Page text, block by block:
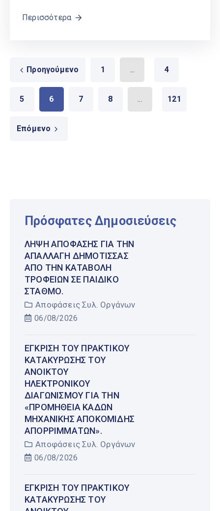
Περισσότερα
Προηγούμενο 1 ... 4
5 6 7 8 ... 121
Επόμενο
Πρόσφατες Δημοσιεύσεις
ΛΉΨΗ ΑΠΌΦΑΣΗΣ ΓΙΑ ΤΗΝ
ΑΠΑΛΛΑΓΉ ΔΗΜΌΤΙΣΣΑΣ
ΑΠΌ ΤΗΝ ΚΑΤΑΒΟΛΉ
ΤΡΟΦΕΊΩΝ ΣΕ ΠΑΙΔΙΚΌ
ΣΤΑΘΜΌ.
Αποφάσεις Συλ. Οργάνων
06/08/2026
ΈΓΚΡΙΣΗ ΤΟΥ ΠΡΑΚΤΙΚΟΎ
ΚΑΤΑΚΎΡΩΣΗΣ ΤΟΥ
ΑΝΟΙΚΤΟΎ
ΗΛΕΚΤΡΟΝΙΚΟΎ
ΔΙΑΓΩΝΙΣΜΟΎ ΓΙΑ ΤΗΝ
«ΠΡΟΜΉΘΕΙΑ ΚΆΔΩΝ
ΜΗΧΑΝΙΚΉΣ ΑΠΟΚΟΜΙΔΉΣ
ΑΠΟΡΡΙΜΜΆΤΩΝ».
Αποφάσεις Συλ. Οργάνων
06/08/2026
ΈΓΚΡΙΣΗ ΤΟΥ ΠΡΑΚΤΙΚΟΎ
ΚΑΤΑΚΎΡΩΣΗΣ ΤΟΥ